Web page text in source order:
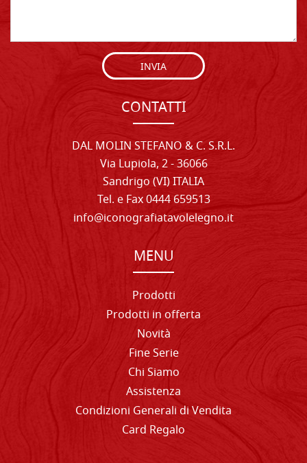
INVIA
CONTATTI
DAL MOLIN STEFANO & C. S.R.L.
Via Lupiola, 2 - 36066
Sandrigo (VI) ITALIA
Tel. e Fax 0444 659513
info@iconografiatavolelegno.it
MENU
Prodotti
Prodotti in offerta
Novità
Fine Serie
Chi Siamo
Assistenza
Condizioni Generali di Vendita
Card Regalo